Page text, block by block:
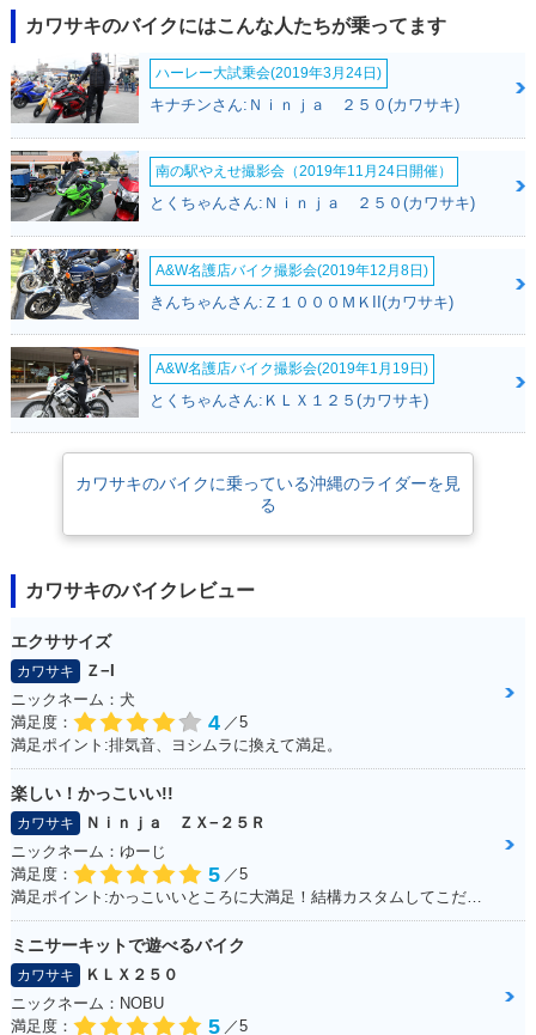
カワサキのバイクにはこんな人たちが乗ってます
ハーレー大試乗会(2019年3月24日)
キナチンさん:Ｎｉｎｊａ ２５０(カワサキ)
南の駅やえせ撮影会（2019年11月24日開催）
とくちゃんさん:Ｎｉｎｊａ ２５０(カワサキ)
A&W名護店バイク撮影会(2019年12月8日)
きんちゃんさん:Ｚ１０００ＭＫII(カワサキ)
A&W名護店バイク撮影会(2019年1月19日)
とくちゃんさん:ＫＬＸ１２５(カワサキ)
カワサキのバイクに乗っている沖縄のライダーを見
る
カワサキのバイクレビュー
エクササイズ
カワサキ
Ｚ−I
ニックネーム：犬
満足度：
4 ／5
満足ポイント:排気音、ヨシムラに換えて満足。
楽しい！かっこいい!!
カワサキ
Ｎｉｎｊａ ＺＸ−２５Ｒ
ニックネーム：ゆーじ
満足度：
5 ／5
満足ポイント:かっこいいところに大満足！結構カスタムしてこだわっています！
ミニサーキットで遊べるバイク
カワサキ
ＫＬＸ２５０
ニックネーム：NOBU
満足度：
5 ／5